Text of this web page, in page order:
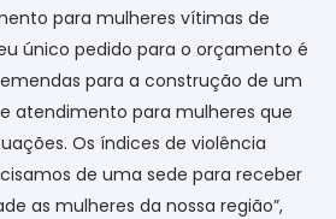
para mulheres vítimas de
único pedido para o orçamento é
para a construção de um
atendimento para mulheres que
Os índices de violência
de uma sede para receber
as mulheres da nossa região”,